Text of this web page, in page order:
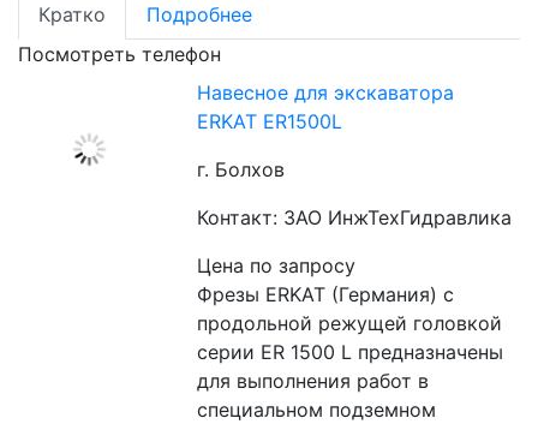
Кратко
Подробнее
Посмотреть телефон
Навесное для экскаватора
ERKAT ER1500L
г. Болхов
Контакт: ЗАО ИнжТехГидравлика
Цена по запросу
Фрезы ERKAT (Германия) с
продольной режущей головкой
серии ER 1500 L предназначены
для выполнения работ в
специальном подземном